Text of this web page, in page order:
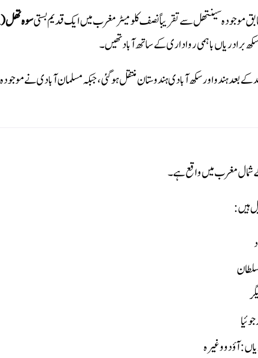
موجودہ سینتھل سے تقریباً نصف کلومیٹر مغرب میں ایک قدیم بستیسوہ تھل (Soathal)
برادریاں باہمی رواداری کے ساتھ آباد تھیں۔
شمال مغرب میں واقع ہے۔
ہیں:
آؤدو وغیرہ